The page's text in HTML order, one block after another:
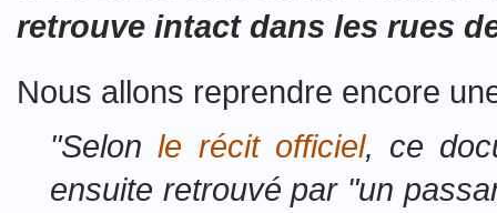
retrouve intact dans les rues
Nous allons reprendre encore
"Selonle récit officiel, ce
ensuite retrouvé par "un